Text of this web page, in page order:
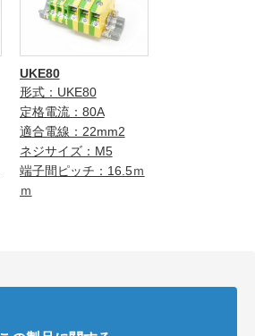
UKE80
形式：UKE80
定格電流：80A
適合電線：22mm2
ネジサイズ：M5
端子間ピッチ：16.5ｍ
ｍ